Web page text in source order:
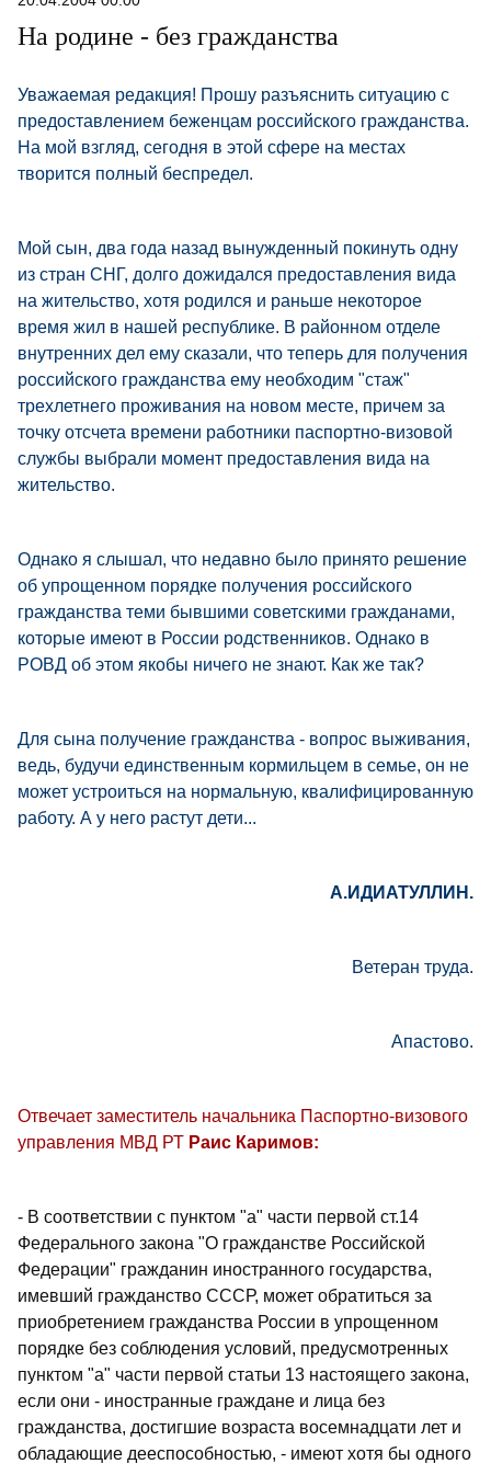
На родине - без гражданства
Уважаемая редакция! Прошу разъяснить ситуацию с
предоставлением беженцам российского гражданства.
На мой взгляд, сегодня в этой сфере на местах
творится полный беспредел.
Мой сын, два года назад вынужденный покинуть одну
из стран СНГ, долго дожидался предоставления вида
на жительство, хотя родился и раньше некоторое
время жил в нашей республике. В районном отделе
внутренних дел ему сказали, что теперь для получения
российского гражданства ему необходим "стаж"
трехлетнего проживания на новом месте, причем за
точку отсчета времени работники паспортно-визовой
службы выбрали момент предоставления вида на
жительство.
Однако я слышал, что недавно было принято решение
об упрощенном порядке получения российского
гражданства теми бывшими советскими гражданами,
которые имеют в России родственников. Однако в
РОВД об этом якобы ничего не знают. Как же так?
Для сына получение гражданства - вопрос выживания,
ведь, будучи единственным кормильцем в семье, он не
может устроиться на нормальную, квалифицированную
работу. А у него растут дети...
А.ИДИАТУЛЛИН.
Ветеран труда.
Апастово.
Отвечает заместитель начальника Паспортно-визового
управления МВД РТ Раис Каримов:
- В соответствии с пунктом "а" части первой ст.14
Федерального закона "О гражданстве Российской
Федерации" гражданин иностранного государства,
имевший гражданство СССР, может обратиться за
приобретением гражданства России в упрощенном
порядке без соблюдения условий, предусмотренных
пунктом "а" части первой статьи 13 настоящего закона,
если они - иностранные граждане и лица без
гражданства, достигшие возраста восемнадцати лет и
обладающие дееспособностью, - имеют хотя бы одного